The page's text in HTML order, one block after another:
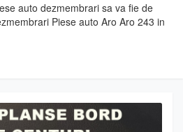
auto dezmembrari sa va fie de
Piese auto Aro Aro 243 in